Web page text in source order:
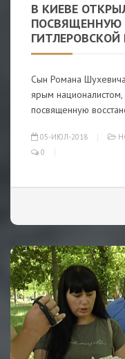
В КИЕВЕ
ПОСВЯЩЕННУЮ
ГИТЛЕРОВСКОЙ
Сын Романа
ярым националистом,
посвященную
05-ИЮЛ-2018
0